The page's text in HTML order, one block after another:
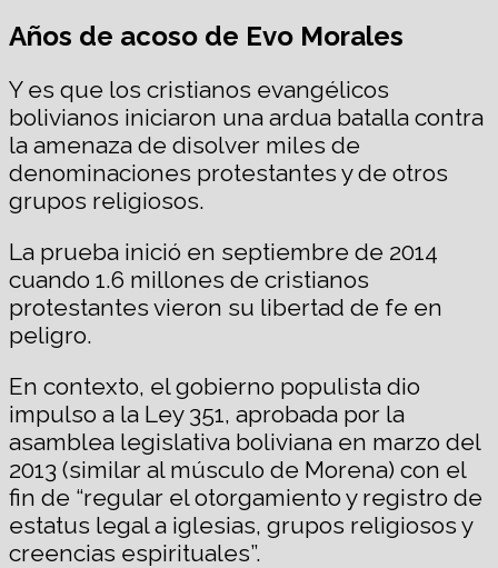
Años de acoso de Evo Morales
Y es que los cristianos evangélicos
bolivianos iniciaron una ardua batalla contra
la amenaza de disolver miles de
denominaciones protestantes y de otros
grupos religiosos.
La prueba inició en septiembre de 2014
cuando 1.6 millones de cristianos
protestantes vieron su libertad de fe en
peligro.
En contexto, el gobierno populista dio
impulso a la Ley 351, aprobada por la
asamblea legislativa boliviana en marzo del
2013 (similar al músculo de Morena) con el
fin de “regular el otorgamiento y registro de
estatus legal a iglesias, grupos religiosos y
creencias espirituales”.